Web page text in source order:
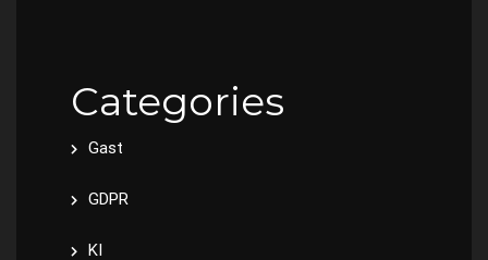
Categories
Gast
GDPR
KI